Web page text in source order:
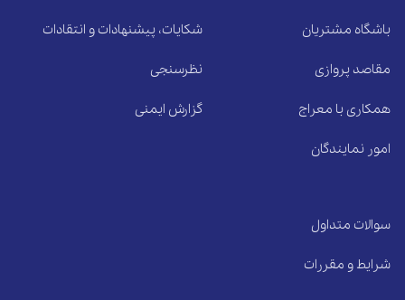
باشگاه مشتریان
مقاصد پروازی
همکاری با معراج
امور نمایندگان
شکایات، پیشنهادات و انتقادات
نظرسنجی
گزارش ایمنی
سوالات متداول
شرایط و مقررات